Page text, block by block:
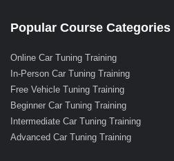
Popular Course Categories
Online Car Tuning Training
In-Person Car Tuning Training
Free Vehicle Tuning Training
Beginner Car Tuning Training
Intermediate Car Tuning Training
Advanced Car Tuning Training